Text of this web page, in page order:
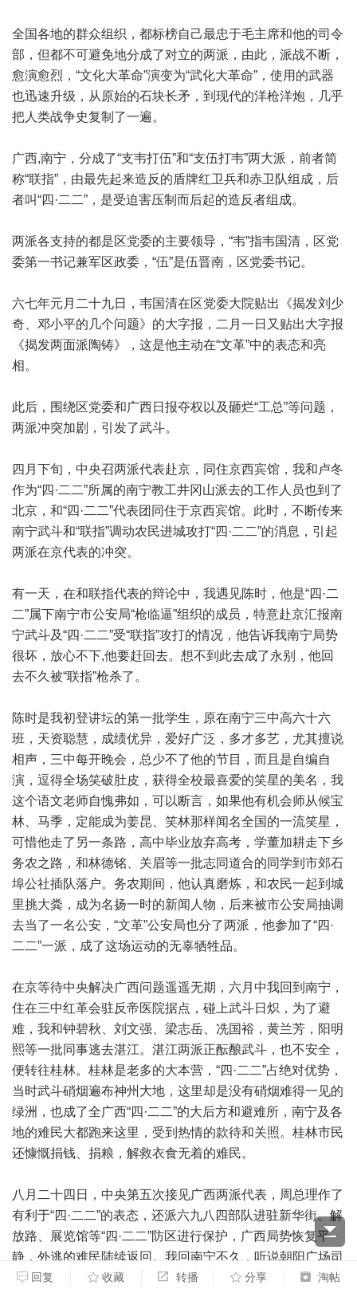
全国各地的群众组织，都标榜自己最忠于毛主席和他的司令
部，但都不可避免地分成了对立的两派，由此，派战不断，
愈演愈烈，“文化大革命”演变为“武化大革命”，使用的武器
也迅速升级，从原始的石块长矛，到现代的洋枪洋炮，几乎
把人类战争史复制了一遍。
广西,南宁，分成了“支韦打伍”和“支伍打韦”两大派，前者简
称“联指”，由最先起来造反的盾牌红卫兵和赤卫队组成，后
者叫“四·二二”，是受迫害压制而后起的造反者组成。
两派各支持的都是区党委的主要领导，“韦”指韦国清，区党
委第一书记兼军区政委，“伍”是伍晋南，区党委书记。
六七年元月二十九日，韦国清在区党委大院贴出《揭发刘少
奇、邓小平的几个问题》的大字报，二月一日又贴出大字报
《揭发两面派陶铸》，这是他主动在“文革”中的表态和亮
相。
此后，围绕区党委和广西日报夺权以及砸烂“工总”等问题，
两派冲突加剧，引发了武斗。
四月下旬，中央召两派代表赴京，同住京西宾馆，我和卢冬
作为“四·二二”所属的南宁教工井冈山派去的工作人员也到了
北京，和“四·二二”代表团同住于京西宾馆。此时，不断传来
南宁武斗和“联指”调动农民进城攻打“四·二二”的消息，引起
两派在京代表的冲突。
有一天，在和联指代表的辩论中，我遇见陈时，他是“四·二
二”属下南宁市公安局“枪临逼”组织的成员，特意赴京汇报南
宁武斗及“四·二二”受“联指”攻打的情况，他告诉我南宁局势
很坏，放心不下,他要赶回去。想不到此去成了永别，他回
去不久被“联指”枪杀了。
陈时是我初登讲坛的第一批学生，原在南宁三中高六十六
班，天资聪慧，成绩优异，爱好广泛，多才多艺，尤其擅说
相声，三中每开晚会，总少不了他的节目，而且是自编自
演，逗得全场笑破肚皮，获得全校最喜爱的笑星的美名，我
这个语文老师自愧弗如，可以断言，如果他有机会师从候宝
林、马季，定能成为姜昆、笑林那样闻名全国的一流笑星，
可惜他走了另一条路，高中毕业放弃高考，学董加耕走下乡
务农之路，和林德铭、关眉等一批志同道合的同学到市郊石
埠公社插队落户。务农期间，他认真磨炼，和农民一起到城
里挑大粪，成为名扬一时的新闻人物，后来被市公安局抽调
去当了一名公安，“文革”公安局也分了两派，他参加了“四·
二二”一派，成了这场运动的无辜牺牲品。
在京等待中央解决广西问题遥遥无期，六月中我回到南宁，
住在三中红革会驻反帝医院据点，碰上武斗日炽，为了避
难，我和钟碧秋、刘文强、梁志岳、冼国裕，黄兰芳，阳明
熙等一批同事逃去湛江。湛江两派正酝酿武斗，也不安全，
便转往桂林。桂林是老多的大本营，“四·二二”占绝对优势，
当时武斗硝烟遍布神州大地，这里却是没有硝烟难得一见的
绿洲，也成了全广西“四·二二”的大后方和避难所，南宁及各
地的难民大都跑来这里，受到热情的款待和关照。桂林市民
还慷慨捐钱、捐粮，解救衣食无着的难民。
八月二十四日，中央第五次接见广西两派代表，周总理作了
有利于“四·二二”的表态，还派六九八四部队进驻新华街、解
放路、展览馆等“四·二二”防区进行保护，广西局势恢复平
静，外逃的难民陆续返回。我回南宁不久，听说朝阳广场司
令台陈列了三具尸骸，作为控诉“联指”杀害“四·二二”的罪
回复 收藏 转播 分享 淘帖